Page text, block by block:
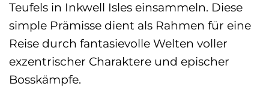
Teufels in Inkwell Isles einsammeln. Diese
simple Prämisse dient als Rahmen für eine
Reise durch fantasievolle Welten voller
exzentrischer Charaktere und epischer
Bosskämpfe.